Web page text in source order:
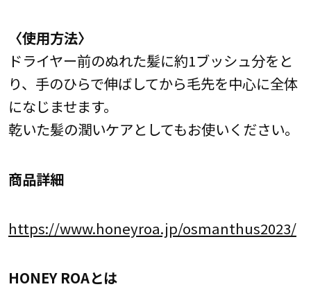
〈使用方法〉
ドライヤー前のぬれた髪に約1ブッシュ分をと
り、手のひらで伸ばしてから毛先を中心に全体
になじませます。
乾いた髪の潤いケアとしてもお使いください。
商品詳細
https://www.honeyroa.jp/osmanthus2023/
HONEY ROAとは